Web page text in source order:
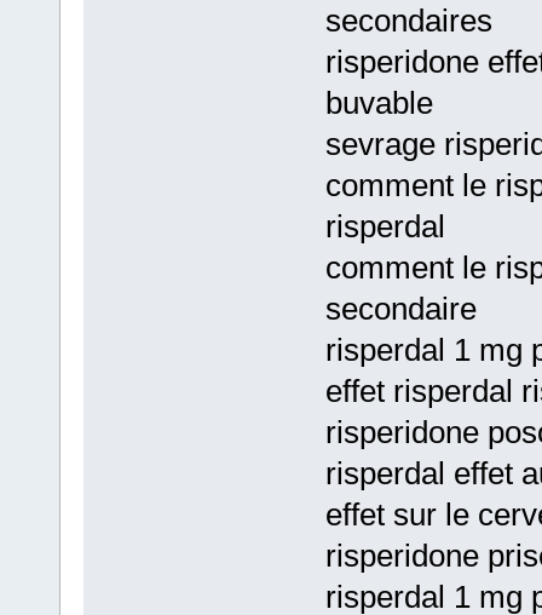
secondaires
risperidone
buvable
sevrage
comment le
risperdal
comment le
secondaire
risperdal 1 mg
effet risperdal
risperidone
risperdal effet
effet sur le
risperidone
risperdal 1 mg